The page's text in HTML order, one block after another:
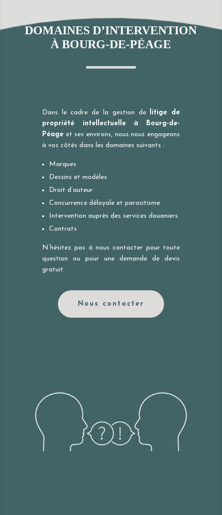
DOMAINES D’INTERVENTION
À BOURG-DE-PÉAGE
Dans le cadre de la gestion de litige de
propriété intellectuelle à
Bourg-de-
Péageet ses environs, nous nous engageons
à vos côtés dans les domaines suivants :
Marques
Dessins et modèles
Droit d’auteur
Concurrence déloyale et parasitisme
Intervention auprès des services douaniers
Contrats
N’hésitez pas à nous contacter pour toute
question ou pour une demande de devis
gratuit.
Nous contacter